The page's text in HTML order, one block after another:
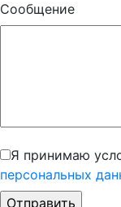
Сообщение
Я принимаю
персональных